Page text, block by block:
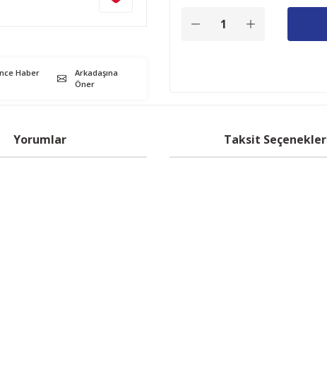
Haber
Arkadaşına
Öner
Yorumlar Taksit